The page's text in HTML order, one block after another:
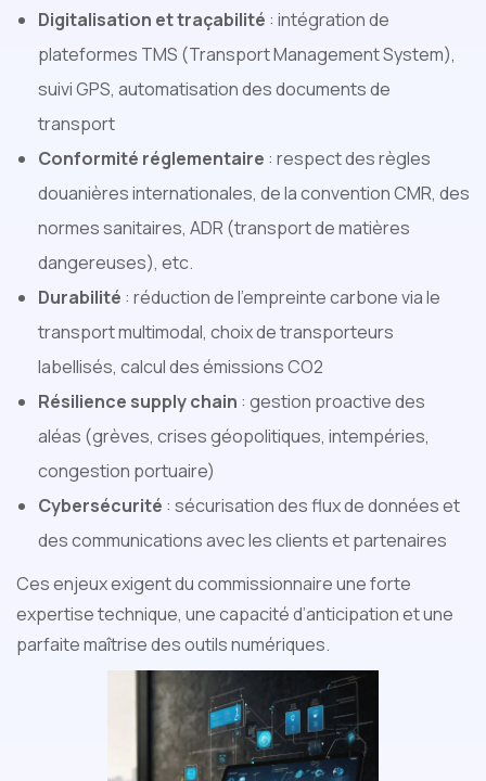
Digitalisation et traçabilité : intégration de
plateformes TMS (Transport Management System),
suivi GPS, automatisation des documents de
transport
Conformité réglementaire : respect des règles
douanières internationales, de la convention CMR, des
normes sanitaires, ADR (transport de matières
dangereuses), etc.
Durabilité : réduction de l’empreinte carbone via le
transport multimodal, choix de transporteurs
labellisés, calcul des émissions CO2
Résilience supply chain : gestion proactive des
aléas (grèves, crises géopolitiques, intempéries,
congestion portuaire)
Cybersécurité : sécurisation des flux de données et
des communications avec les clients et partenaires
Ces enjeux exigent du commissionnaire une forte
expertise technique, une capacité d’anticipation et une
parfaite maîtrise des outils numériques.